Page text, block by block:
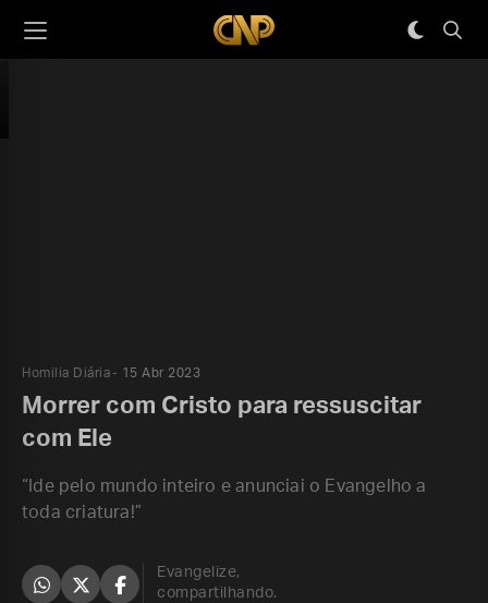
Homilia Diária 15 Abr 2023
Morrer com Cristo para ressuscitar
com Ele
“Ide pelo mundo inteiro e anunciai o Evangelho a
toda criatura!”
Evangelize,
compartilhando.